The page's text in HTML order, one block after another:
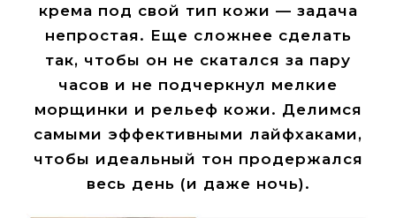
крема под свой тип кожи — задача
непростая. Еще сложнее сделать
так, чтобы он не скатался за пару
часов и не подчеркнул мелкие
морщинки и рельеф кожи. Делимся
самыми эффективными лайфхаками,
чтобы идеальный тон продержался
весь день (и даже ночь).